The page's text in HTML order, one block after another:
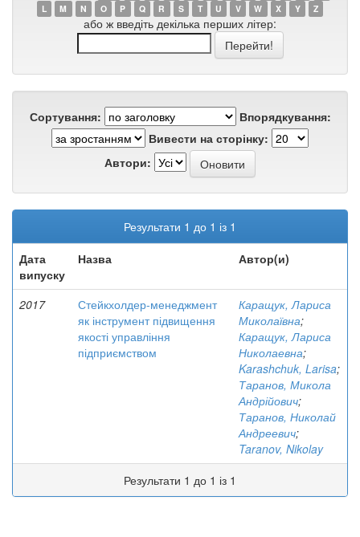
L
M N O P Q R S T U V W X Y Z
або ж введіть декілька перших літер:
Сортування:
Впорядкування:
Вивести на сторінку:
Автори:
Результати 1 до 1 із 1
Дата
випуску
Назва Автор(и)
2017
Стейкхолдер-менеджмент
як інструмент підвищення
якості управління
підприємством
Каращук, Лариса
Миколаївна;
Каращук, Лариса
Николаевна;
Karashchuk, Larisa;
Таранов, Микола
Андрійович;
Таранов, Николай
Андреевич;
Taranov, Nikolay
Результати 1 до 1 із 1